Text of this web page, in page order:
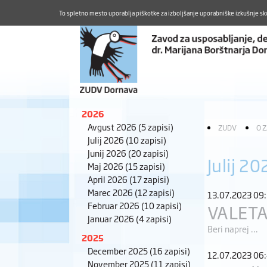
2026
Avgust 2026 (5 zapisi)
Julij 2026 (10 zapisi)
Junij 2026 (20 zapisi)
Maj 2026 (15 zapisi)
April 2026 (17 zapisi)
Marec 2026 (12 zapisi)
Februar 2026 (10 zapisi)
Januar 2026 (4 zapisi)
2025
December 2025(16 zapisi)
November 2025(11 zapisi)
ZUDV O
Julij
13.07.2023
VALETA
Beri naprej ...
12.07.2023
To spletno mesto uporablja piškotke za izboljšanje uporabniške izkušnje